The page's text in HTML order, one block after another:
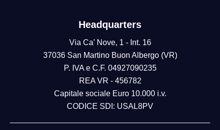
Headquarters
Via Ca’ Nove, 1 - Int. 16
37036 San Martino Buon Albergo (VR)
P. IVA e C.F. 04927090235
REA VR - 456782
Capitale sociale Euro 10.000 i.v.
CODICE SDI: USAL8PV